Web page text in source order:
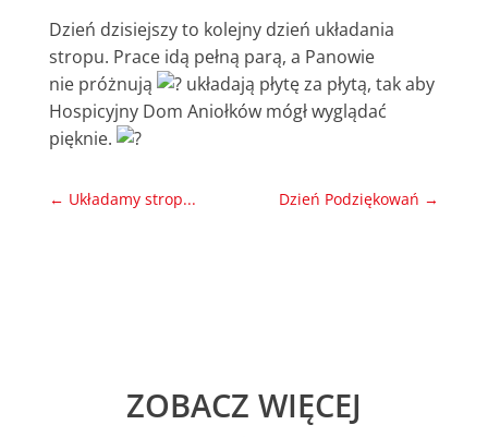
Dzień dzisiejszy to kolejny dzień układania
stropu. Prace idą pełną parą, a Panowie
nie próżnują
układają płytę za płytą, tak aby
Hospicyjny Dom Aniołków mógł wyglądać
pięknie.
← Układamy strop... Dzień Podziękowań →
ZOBACZ WIĘCEJ